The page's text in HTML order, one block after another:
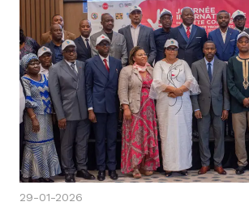
29-01-2026